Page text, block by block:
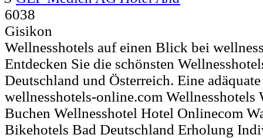
6038
Gisikon
Wellnesshotels auf einen Blick bei
Entdecken Sie die schönsten
Deutschland und Österreich. Eine
wellnesshotels-online.com Wellnesshotels
Buchen Wellnesshotel Hotel Onlinecom
Bikehotels Bad Deutschland Erholung